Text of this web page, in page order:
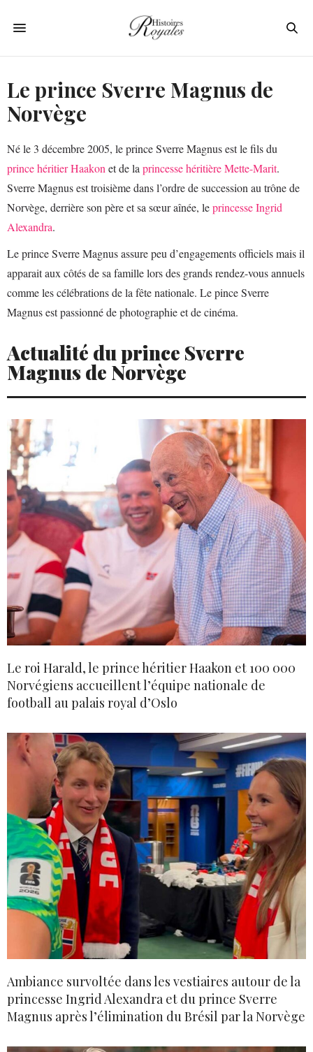
Le prince Sverre Magnus de
Norvège
Né le 3 décembre 2005, le prince Sverre Magnus est le fils du
prince héritier Haakon et de la princesse héritière Mette-Marit.
Sverre Magnus est troisième dans l’ordre de succession au trône de
Norvège, derrière son père et sa sœur aînée, leprincesse Ingrid
Alexandra.
Le prince Sverre Magnus assure peu d’engagements officiels mais il
apparait aux côtés de sa famille lors des grands rendez-vous annuels
comme les célébrations de la fête nationale. Le pince Sverre
Magnus est passionné de photographie et de cinéma.
Actualité du prince Sverre
Magnus de Norvège
Le roi Harald, le prince héritier Haakon et 100 000
Norvégiens accueillent l’équipe nationale de
football au palais royal d’Oslo
Ambiance survoltée dans les vestiaires autour de la
princesse Ingrid Alexandra et du prince Sverre
Magnus après l’élimination du Brésil par la Norvège